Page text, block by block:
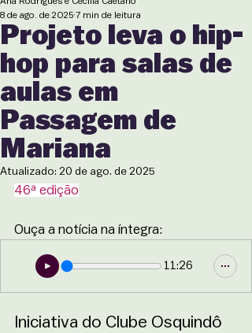
Projeto leva o hip-
hop para salas de
aulas em
Passagem de
Mariana
8 de ago. de 2025 7 min de leitura
Atualizado: 20 de ago. de 2025
46ª edição
Ouça a notícia na íntegra:
11:26
Iniciativa do Clube Osquindô